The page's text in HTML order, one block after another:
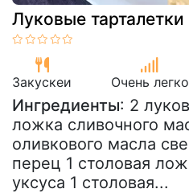
Луковые тарталетки
Закускeи Очень легко
Ингредиенты: 2
ложка сливочного
оливкового масла
перец 1 столовая
уксуса 1 столовая...